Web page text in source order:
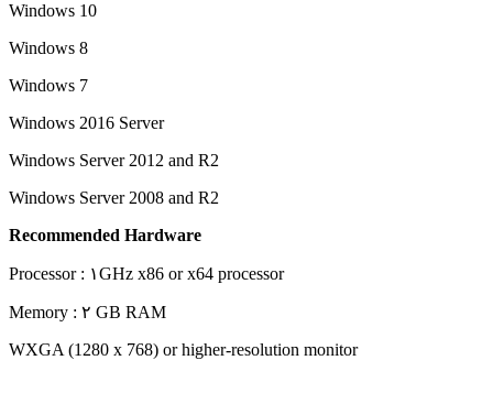
Windows 10
Windows 8
Windows 7
Windows 2016 Server
Windows Server 2012 and R2
Windows Server 2008 and R2
Recommended Hardware
Processor : ۱GHz x86 or x64 processor
Memory : ۲ GB RAM
WXGA (1280 x 768) or higher-resolution monitor